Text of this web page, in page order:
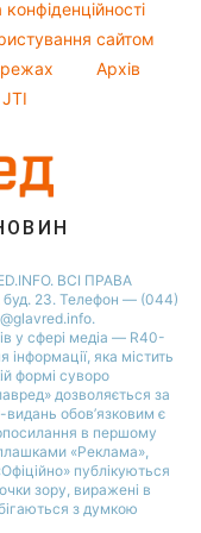
конфіденційності
сайтом
Архів
JTI
ВСІ ПРАВА
буд. 23. Телефон — (044)
у сфері медіа — R40-
яка містить
формi суворо
дозволяється за
обов’язковим є
в першому
«Реклама»,
публікуються
зору, виражені в
з думкою